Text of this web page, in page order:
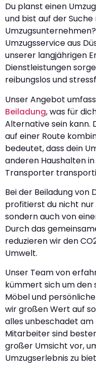
Du planst einen
und bist auf der
Umzugsservice aus
unserer langjährigen
Dienstleistungen
reibungslos und
Unser Angebot
Beiladung, was für
Alternative sein kann.
auf einer Route
bedeutet, dass dein
anderen Haushalten
Transporter
Bei der Beiladung von
profitierst du nicht nur
sondern auch von
Durch das
reduzieren wir den
Umwelt.
Unser Team von
kümmert sich um
Möbel und
wir großen Wert auf
alles unbeschadet
Mitarbeiter sind
großer Umsicht vor,
Umzugserlebnis zu